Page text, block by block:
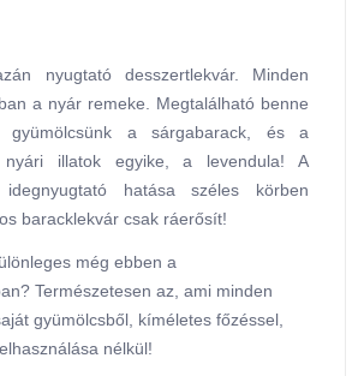
nyugtató desszertlekvár. Minden
a nyár remeke. Megtalálható benne
gyümölcsünk a sárgabarack, és a
nyári illatok egyike, a levendula! A
idegnyugtató hatása széles körben
baracklekvár csak ráerősít!
még ebben a
Természetesen az, ami minden
gyümölcsből, kíméletes főzéssel,
nélkül!